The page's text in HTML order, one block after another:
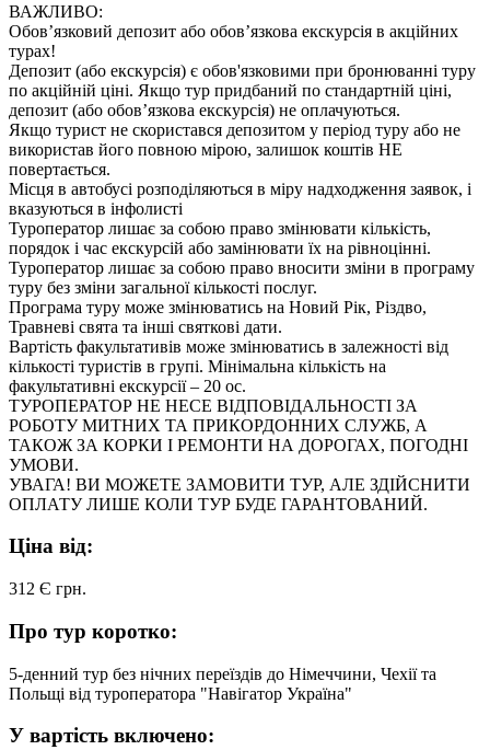
ВАЖЛИВО:
Обов’язковий депозит або обов’язкова екскурсія в акційних
турах!
Депозит (або екскурсія) є обов'язковими при бронюванні туру
по акційній ціні. Якщо тур придбаний по стандартній ціні,
депозит (або обов’язкова екскурсія) не оплачуються.
Якщо турист не скористався депозитом у період туру або не
використав його повною мірою, залишок коштів НЕ
повертається.
Місця в автобусі розподіляються в міру надходження заявок, і
вказуються в інфолисті
Туроператор лишає за собою право змінювати кількість,
порядок і час екскурсій або замінювати їх на рівноцінні.
Туроператор лишає за собою право вносити зміни в програму
туру без зміни загальної кількості послуг.
Програма туру може змінюватись на Новий Рік, Різдво,
Травневі свята та інші святкові дати.
Вартість факультативів може змінюватись в залежності від
кількості туристів в групі. Мінімальна кількість на
факультативні екскурсії – 20 ос.
ТУРОПЕРАТОР НЕ НЕСЕ ВІДПОВІДАЛЬНОСТІ ЗА
РОБОТУ МИТНИХ ТА ПРИКОРДОННИХ СЛУЖБ, А
ТАКОЖ ЗА КОРКИ І РЕМОНТИ НА ДОРОГАХ, ПОГОДНІ
УМОВИ.
УВАГА! ВИ МОЖЕТЕ ЗАМОВИТИ ТУР, АЛЕ ЗДІЙСНИТИ
ОПЛАТУ ЛИШЕ КОЛИ ТУР БУДЕ ГАРАНТОВАНИЙ.
Ціна від:
312 Є грн.
Про тур коротко:
5-денний тур без нічних переїздів до Німеччини, Чехії та
Польщі від туроператора "Навігатор Україна"
У вартість включено: